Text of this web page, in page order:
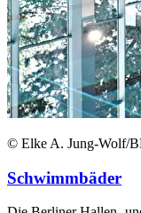
© Elke A. Jung-Wolf/
Schwimmbäder